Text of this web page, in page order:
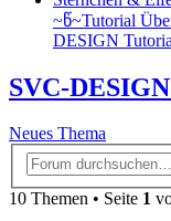
~წ~Tutorial
DESIGN
SVC-
Neues Thema
10 Themen • Seite 1